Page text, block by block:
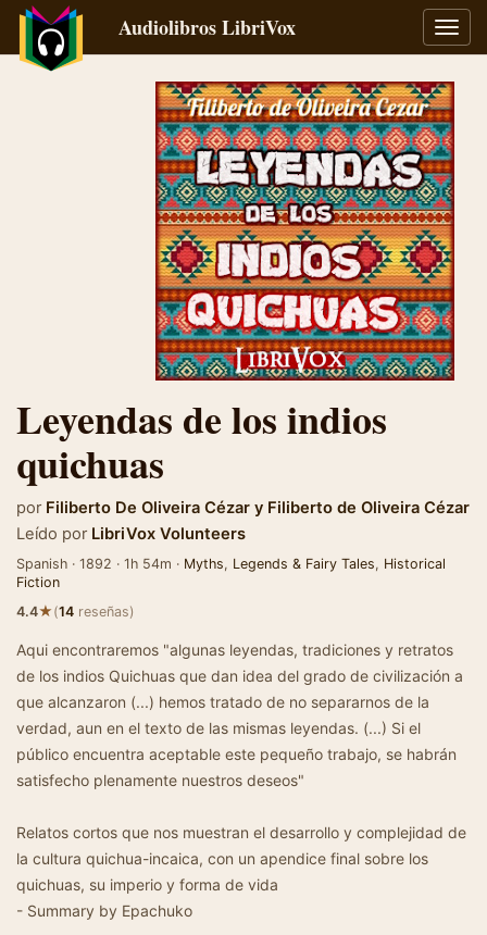
Audiolibros LibriVox
Leyendas de los indios
quichuas
por Filiberto De Oliveira Cézar y Filiberto de Oliveira Cézar
Leído por LibriVox Volunteers
Spanish · 1892 · 1h 54m · Myths, Legends & Fairy Tales, Historical
Fiction
4.4★(14 reseñas)
Aqui encontraremos "algunas leyendas, tradiciones y retratos
de los indios Quichuas que dan idea del grado de civilización a
que alcanzaron (...) hemos tratado de no separarnos de la
verdad, aun en el texto de las mismas leyendas. (...) Si el
público encuentra aceptable este pequeño trabajo, se habrán
satisfecho plenamente nuestros deseos"
Relatos cortos que nos muestran el desarrollo y complejidad de
la cultura quichua-incaica, con un apendice final sobre los
quichuas, su imperio y forma de vida
- Summary by Epachuko